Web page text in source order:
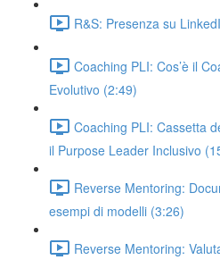
R&S: Presenza su
Coaching PLI: Cos’è il
Evolutivo (2:49)
Coaching PLI: Cassetta
il Purpose Leader Inclusivo
Reverse Mentoring:
esempi di modelli (3:26)
Reverse Mentoring: